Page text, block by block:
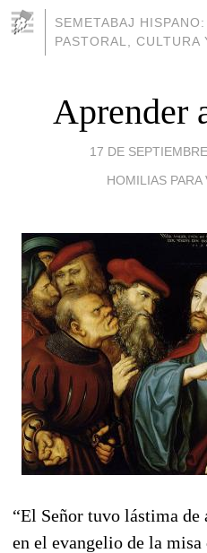
SEMETABAJ
PASTORAL, CULTURA
Aprender
17 DE
HOMILIAS
“El Señor tuvo lástima de
en el evangelio de la